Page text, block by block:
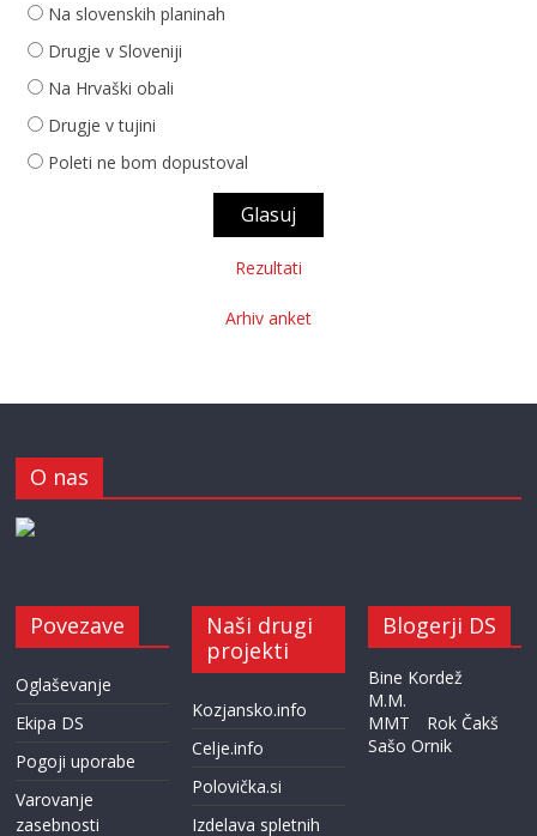
Na slovenskih planinah
Drugje v Sloveniji
Na Hrvaški obali
Drugje v tujini
Poleti ne bom dopustoval
Rezultati
Arhiv anket
O nas
Povezave
Oglaševanje
Ekipa DS
Pogoji uporabe
Varovanje
zasebnosti
Naši drugi
projekti
Kozjansko.info
Celje.info
Polovička.si
Izdelava spletnih
Blogerji DS
Bine Kordež
M.M.
MMT
Rok Čakš
Sašo Ornik